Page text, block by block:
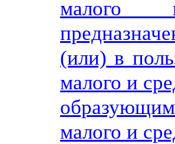
малого и
(или) в
малого и
малого и